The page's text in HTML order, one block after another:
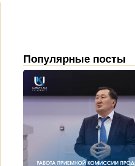
Популярные посты